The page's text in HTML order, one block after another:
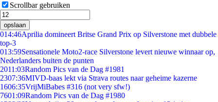
Scrollbar gebruiken
opslaan
014:46Aprilia domineert Britse Grand Prix op Silverstone met dubbele
top-3
013:59Sensationele Moto2-race Silverstone levert nieuwe winnaar op,
Nederlanders buiten de punten
2011:03Random Pics van de Dag #1981
2307:36MIVD-baas lekt via Strava routes naar geheime kazerne
1606:35VrijMiBabes #316 (not very sfw!)
7601:09Random Pics van de Dag #1980